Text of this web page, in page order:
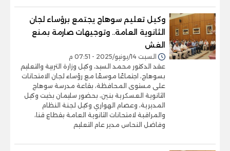
وكيل تعليم سوهاج يجتمع برؤساء لجان
الثانوية العامة.. وتوجيهات صارمة بمنع
الغش
السبت 14/يونيو/2025 - 07:51 م
عقد الدكتور محمد السيد، وكيل وزارة التربية والتعليم
بسوهاج، اجتماعًا موسعًا مع رؤساء لجان الامتحانات
على مستوى المحافظة، بقاعة مدرسة سوهاج
الثانوية العسكرية بنين، بحضور سليمان بخيت وكيل
المديرية، وعصام الهواري وكيل لجنة النظام
والمراقبة لامتحانات الثانوية العامة بقطاع قنا،
وفاضل النحاس مدير عام التعليم